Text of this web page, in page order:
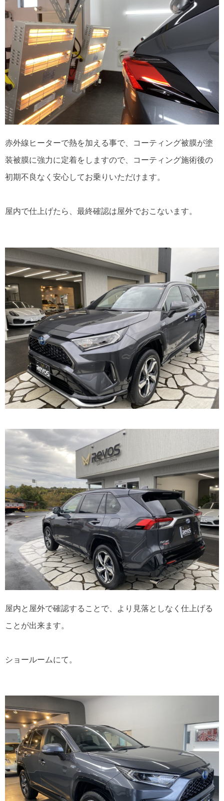
赤外線ヒーターで熱を加える事で、コーティング被膜が塗
装被膜に強力に定着をしますので、コーティング施術後の
初期不良なく安心してお乗りいただけます。
屋内で仕上げたら、最終確認は屋外でおこないます。
屋内と屋外で確認することで、より見落としなく仕上げる
ことが出来ます。
ショールームにて。